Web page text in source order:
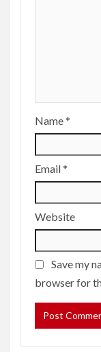
Name*
Email*
Website
Save my
browser for